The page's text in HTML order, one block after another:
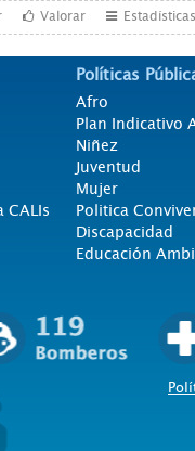
Valorar Estadísticas
CALIs
Políticas
Afro
Plan Indicativo
Niñez
Juventud
Mujer
Politica
Discapacidad
Educación